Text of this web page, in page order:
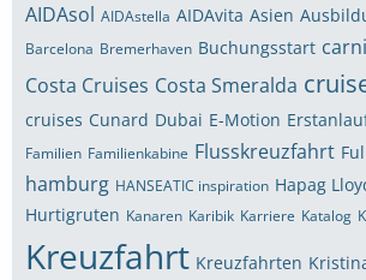
AIDAsol AIDAstella AIDAvita Asien
Barcelona Bremerhaven Buchungsstart
Costa Cruises Costa Smeralda
cruises Cunard Dubai E-Motion
Familien Familienkabine Flusskreuzfahrt
hamburg HANSEATIC inspiration Hapag
Hurtigruten Kanaren Karibik Karriere Katalog
Kreuzfahrt Kreuzfahrten